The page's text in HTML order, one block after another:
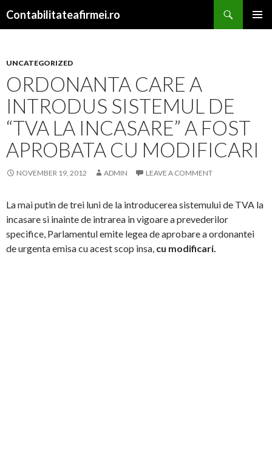
Contabilitateafirmei.ro
UNCATEGORIZED
ORDONANTA CARE A
INTRODUS SISTEMUL DE
“TVA LA INCASARE” A FOST
APROBATA CU MODIFICARI
NOVEMBER 19, 2012 ADMIN LEAVE A COMMENT
La mai putin de trei luni de la introducerea sistemului de TVA la
incasare si inainte de intrarea in vigoare a prevederilor
specifice, Parlamentul emite legea de aprobare a ordonantei
de urgenta emisa cu acest scop insa, cu modificari.